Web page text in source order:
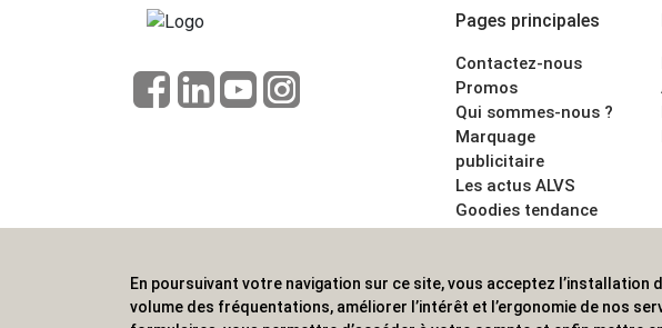
Pages principales
Contactez-nous
Promos
Qui sommes-nous ?
Marquage
publicitaire
Les actus ALVS
Goodies tendance
CGV
ALVS, fournisseur d'objets publicitaires, pour les professionnels.
En poursuivant votre navigation sur ce site, vous acceptez
volume des fréquentations, améliorer l’intérêt et l’ergonomie de nos